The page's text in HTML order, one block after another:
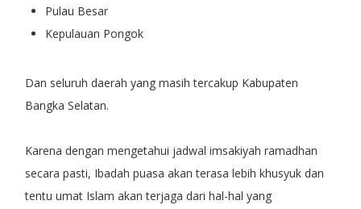
Pulau Besar
Kepulauan Pongok
Dan seluruh daerah yang masih tercakup Kabupaten
Bangka Selatan.
Karena dengan mengetahui jadwal imsakiyah ramadhan
secara pasti, Ibadah puasa akan terasa lebih khusyuk dan
tentu umat Islam akan terjaga dari hal-hal yang